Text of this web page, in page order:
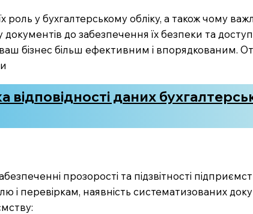
у бухгалтерському обліку, а також чому
документів до забезпечення їх безпеки та
бізнес більш ефективним і впорядкованим.
відповідності даних
прозорості та підзвітності
і перевіркам, наявність систематизованих